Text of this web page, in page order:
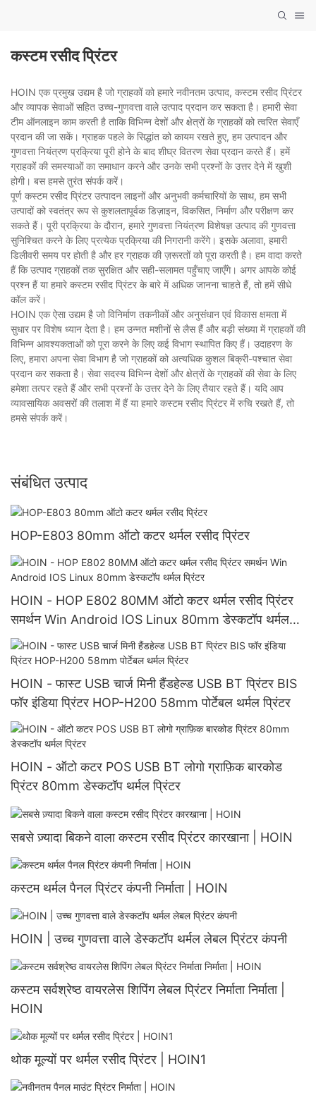
कस्टम रसीद प्रिंटर
HOIN एक प्रमुख उद्यम है जो ग्राहकों को हमारे नवीनतम उत्पाद, कस्टम रसीद प्रिंटर
और व्यापक सेवाओं सहित उच्च-गुणवत्ता वाले उत्पाद प्रदान कर सकता है। हमारी सेवा
टीम ऑनलाइन काम करती है ताकि विभिन्न देशों और क्षेत्रों के ग्राहकों को त्वरित सेवाएँ
प्रदान की जा सकें। ग्राहक पहले के सिद्धांत को कायम रखते हुए, हम उत्पादन और
गुणवत्ता नियंत्रण प्रक्रिया पूरी होने के बाद शीघ्र वितरण सेवा प्रदान करते हैं। हमें
ग्राहकों की समस्याओं का समाधान करने और उनके सभी प्रश्नों के उत्तर देने में खुशी
होगी। बस हमसे तुरंत संपर्क करें।
पूर्ण कस्टम रसीद प्रिंटर उत्पादन लाइनों और अनुभवी कर्मचारियों के साथ, हम सभी
उत्पादों को स्वतंत्र रूप से कुशलतापूर्वक डिज़ाइन, विकसित, निर्माण और परीक्षण कर
सकते हैं। पूरी प्रक्रिया के दौरान, हमारे गुणवत्ता नियंत्रण विशेषज्ञ उत्पाद की गुणवत्ता
सुनिश्चित करने के लिए प्रत्येक प्रक्रिया की निगरानी करेंगे। इसके अलावा, हमारी
डिलीवरी समय पर होती है और हर ग्राहक की ज़रूरतों को पूरा करती है। हम वादा करते
हैं कि उत्पाद ग्राहकों तक सुरक्षित और सही-सलामत पहुँचाए जाएँगे। अगर आपके कोई
प्रश्न हैं या हमारे कस्टम रसीद प्रिंटर के बारे में अधिक जानना चाहते हैं, तो हमें सीधे
कॉल करें।
HOIN एक ऐसा उद्यम है जो विनिर्माण तकनीकों और अनुसंधान एवं विकास क्षमता में
सुधार पर विशेष ध्यान देता है। हम उन्नत मशीनों से लैस हैं और बड़ी संख्या में ग्राहकों की
विभिन्न आवश्यकताओं को पूरा करने के लिए कई विभाग स्थापित किए हैं। उदाहरण के
लिए, हमारा अपना सेवा विभाग है जो ग्राहकों को अत्यधिक कुशल बिक्री-पश्चात सेवा
प्रदान कर सकता है। सेवा सदस्य विभिन्न देशों और क्षेत्रों के ग्राहकों की सेवा के लिए
हमेशा तत्पर रहते हैं और सभी प्रश्नों के उत्तर देने के लिए तैयार रहते हैं। यदि आप
व्यावसायिक अवसरों की तलाश में हैं या हमारे कस्टम रसीद प्रिंटर में रुचि रखते हैं, तो
हमसे संपर्क करें।
संबंधित उत्पाद
HOP-E803 80mm ऑटो कटर थर्मल रसीद प्रिंटर
HOIN - HOP E802 80MM ऑटो कटर थर्मल रसीद प्रिंटर
समर्थन Win Android IOS Linux 80mm डेस्कटॉप थर्मल
प्रिंटर
HOIN - फास्ट USB चार्ज मिनी हैंडहेल्ड USB BT प्रिंटर BIS
फॉर इंडिया प्रिंटर HOP-H200 58mm पोर्टेबल थर्मल प्रिंटर
HOIN - ऑटो कटर POS USB BT लोगो ग्राफ़िक बारकोड
प्रिंटर 80mm डेस्कटॉप थर्मल प्रिंटर
सबसे ज़्यादा बिकने वाला कस्टम रसीद प्रिंटर कारखाना | HOIN
कस्टम थर्मल पैनल प्रिंटर कंपनी निर्माता | HOIN
HOIN | उच्च गुणवत्ता वाले डेस्कटॉप थर्मल लेबल प्रिंटर कंपनी
कस्टम सर्वश्रेष्ठ वायरलेस शिपिंग लेबल प्रिंटर निर्माता निर्माता |
HOIN
थोक मूल्यों पर थर्मल रसीद प्रिंटर | HOIN1